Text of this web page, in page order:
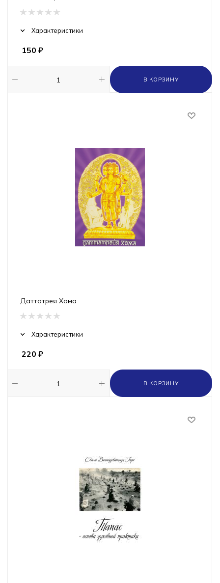
Характеристики
150 ₽
В КОРЗИНУ
Даттатрея Хома
Характеристики
220 ₽
В КОРЗИНУ